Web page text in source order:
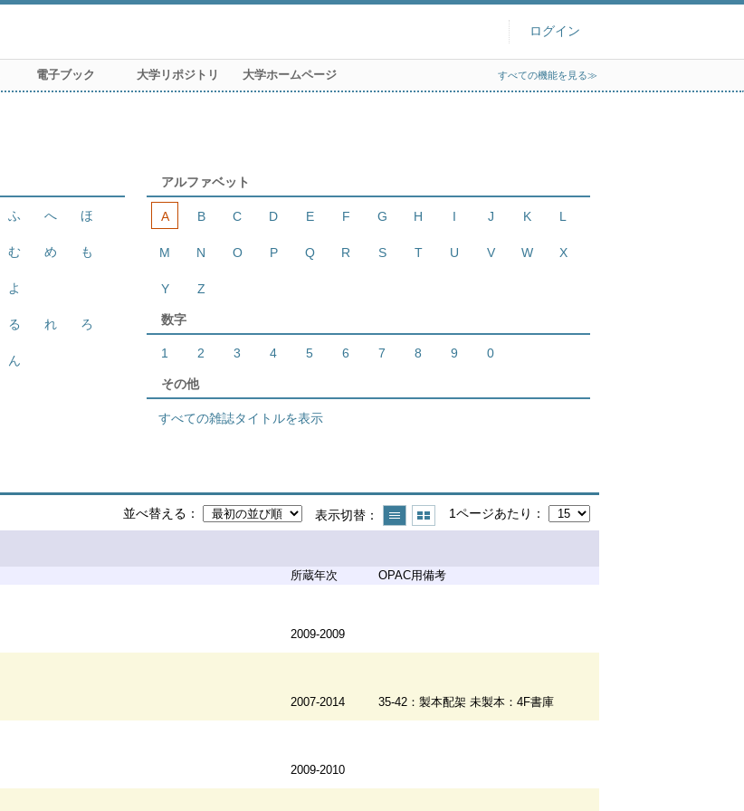
ログイン
電子ブック 大学リポジトリ 大学ホームページ すべての機能を見る≫
ふ へ ほ
む め も
よ
る れ ろ
ん
アルファベット
A B C D E F G H I J K L
M N O P Q R S T U V W X
Y Z
数字
1 2 3 4 5 6 7 8 9 0
その他
すべての雑誌タイトルを表示
並べ替える 表示切替 1ページあたり
所蔵年次 OPAC用備考
2009-2009
2007-2014 35-42：製本配架 未製本：4F書庫
2009-2010